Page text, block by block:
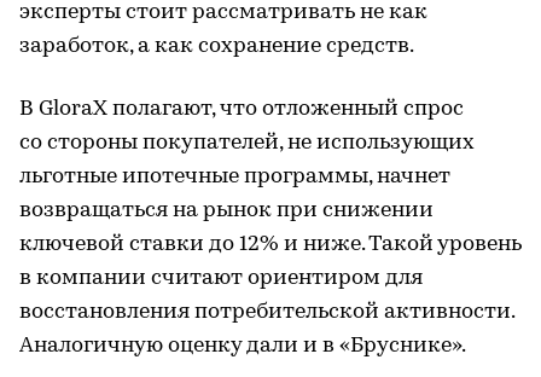
эксперты стоит рассматривать не как
заработок, а как сохранение средств.
В GloraX полагают, что отложенный спрос
со стороны покупателей, не использующих
льготные ипотечные программы, начнет
возвращаться на рынок при снижении
ключевой ставки до 12% и ниже. Такой уровень
в компании считают ориентиром для
восстановления потребительской активности.
Аналогичную оценку дали и в «Бруснике».